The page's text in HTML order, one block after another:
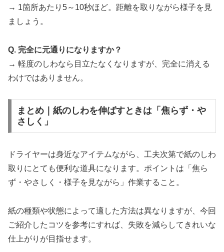
→ 1箇所あたり5～10秒ほど。距離を取りながら様子を見
ましょう。
Q. 完全に元通りになりますか？
→ 軽度のしわなら目立たなくなりますが、完全に消える
わけではありません。
まとめ｜紙のしわを伸ばすときは「焦らず・や
さしく」
ドライヤーは身近なアイテムながら、工夫次第で紙のしわ
取りにとても便利な道具になります。ポイントは「焦ら
ず・やさしく・様子を見ながら」作業すること。
紙の種類や状態によって適した方法は異なりますが、今回
ご紹介したコツを参考にすれば、失敗を減らしてきれいな
仕上がりが目指せます。